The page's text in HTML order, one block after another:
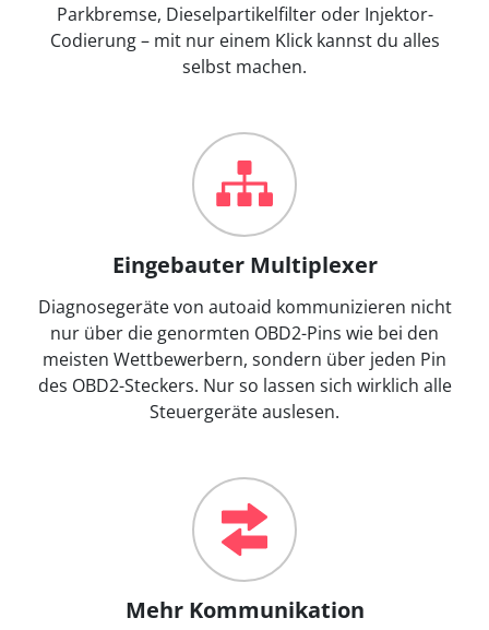
Parkbremse, Dieselpartikelfilter oder Injektor-
Codierung – mit nur einem Klick kannst du alles
selbst machen.
Eingebauter Multiplexer
Diagnosegeräte von autoaid kommunizieren nicht
nur über die genormten OBD2-Pins wie bei den
meisten Wettbewerbern, sondern über jeden Pin
des OBD2-Steckers. Nur so lassen sich wirklich alle
Steuergeräte auslesen.
Mehr Kommunikation